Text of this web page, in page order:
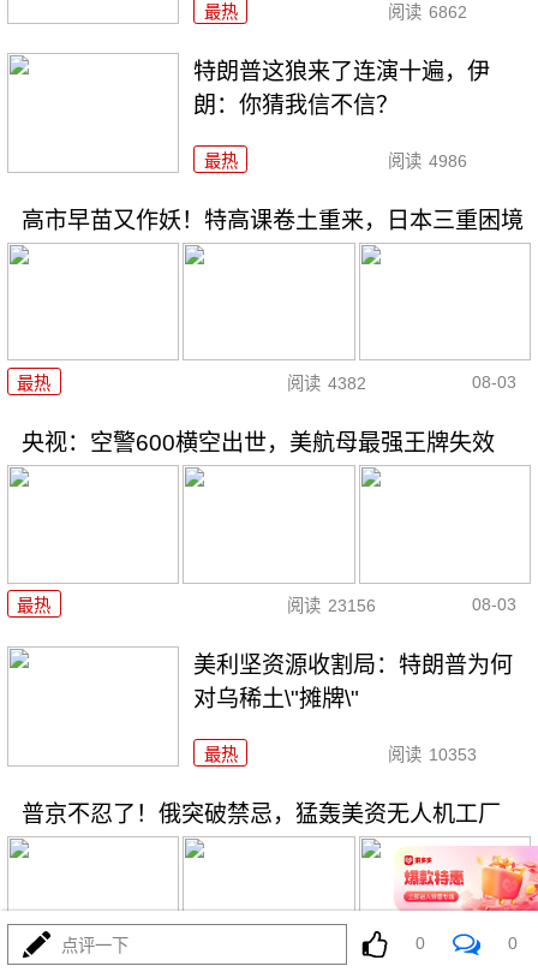
最热 阅读 6862
特朗普这狼来了连演十遍，伊
朗：你猜我信不信？
最热 阅读 4986
高市早苗又作妖！特高课卷土重来，日本三重困境
最热 阅读 4382 08-03
央视：空警600横空出世，美航母最强王牌失效
最热 阅读 23156 08-03
美利坚资源收割局：特朗普为何
对乌稀土\"摊牌\"
最热 阅读 10353
普京不忍了！俄突破禁忌，猛轰美资无人机工厂
点评一下 0 0